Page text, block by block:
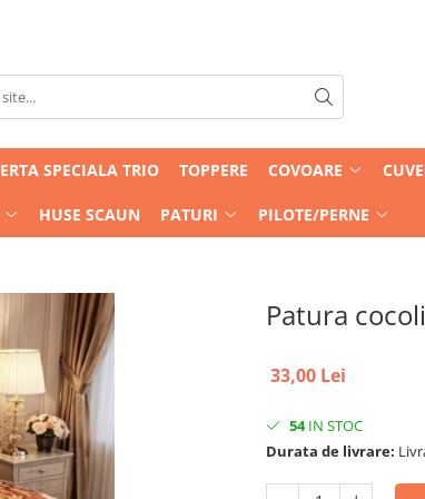
SPECIALA TRIO TOPPERE COVOARE
HUSE SCAUN PATURI PILOTE/PERNE
Patura
33,00 Lei
54IN STOC
Durata de livrare: